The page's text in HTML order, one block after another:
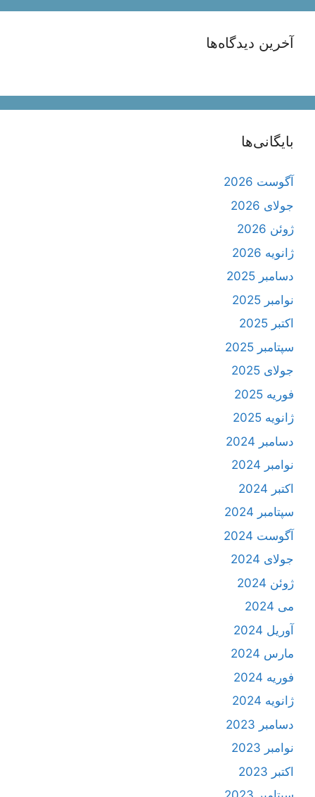
آخرین دیدگاه‌ها
بایگانی‌ها
آگوست 2026
جولای 2026
ژوئن 2026
ژانویه 2026
دسامبر 2025
نوامبر 2025
اکتبر 2025
سپتامبر 2025
جولای 2025
فوریه 2025
ژانویه 2025
دسامبر 2024
نوامبر 2024
اکتبر 2024
سپتامبر 2024
آگوست 2024
جولای 2024
ژوئن 2024
می 2024
آوریل 2024
مارس 2024
فوریه 2024
ژانویه 2024
دسامبر 2023
نوامبر 2023
اکتبر 2023